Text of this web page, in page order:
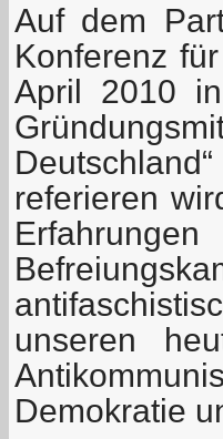
Auf dem
Konferenz
April 2010
referieren
unseren
Demokratie